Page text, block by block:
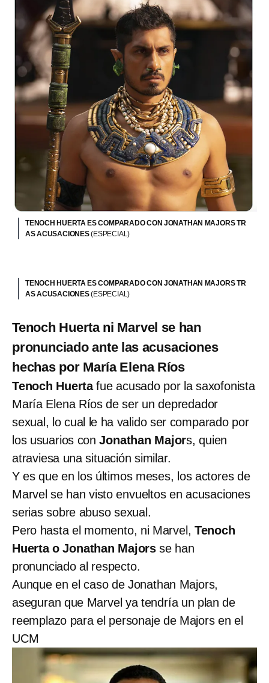
TENOCH HUERTA ES COMPARADO CON JONATHAN MAJORS TR
AS ACUSACIONES(ESPECIAL)
TENOCH HUERTA ES COMPARADO CON JONATHAN MAJORS TR
AS ACUSACIONES(ESPECIAL)
Tenoch Huerta ni Marvel se han
pronunciado ante las acusaciones
hechas por María Elena Ríos
Tenoch Huertafue acusado por la saxofonista
María Elena Ríos de ser un depredador
sexual, lo cual le ha valido ser comparado por
los usuarios con Jonathan Majors, quien
atraviesa una situación similar.
Y es que en los últimos meses, los actores de
Marvel se han visto envueltos en acusaciones
serias sobre abuso sexual.
Pero hasta el momento, ni Marvel, Tenoch
Huerta o Jonathan Majorsse han
pronunciado al respecto.
Aunque en el caso de Jonathan Majors,
aseguran que Marvel ya tendría un plan de
reemplazo para el personaje de Majors en el
UCM